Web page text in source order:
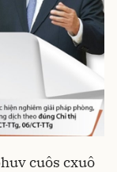
cuôs cxuô